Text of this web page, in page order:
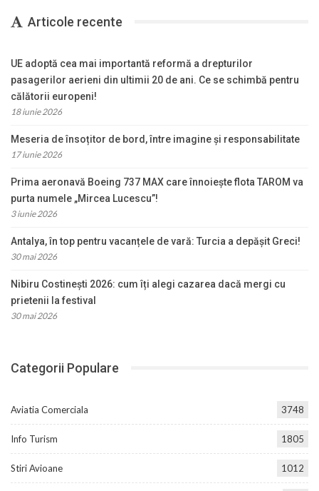
Articole recente
UE adoptă cea mai importantă reformă a drepturilor
pasagerilor aerieni din ultimii 20 de ani. Ce se schimbă pentru
călătorii europeni!
18 iunie 2026
Meseria de însoțitor de bord, între imagine și responsabilitate
17 iunie 2026
Prima aeronavă Boeing 737 MAX care înnoiește flota TAROM va
purta numele „Mircea Lucescu”!
3 iunie 2026
Antalya, în top pentru vacanțele de vară: Turcia a depășit Greci!
30 mai 2026
Nibiru Costinești 2026: cum îți alegi cazarea dacă mergi cu
prietenii la festival
30 mai 2026
Categorii Populare
Aviatia Comerciala 3748
Info Turism 1805
Stiri Avioane 1012